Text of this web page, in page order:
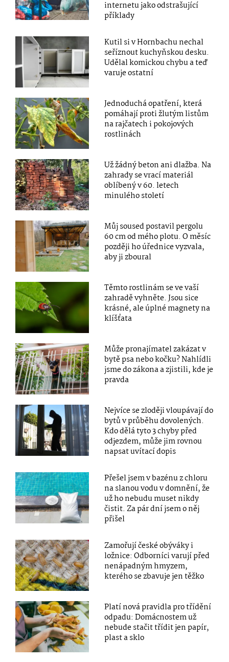
internetu jako odstrašující
příklady
Kutil si v Hornbachu nechal
seříznout kuchyňskou desku.
Udělal komickou chybu a teď
varuje ostatní
Jednoduchá opatření, která
pomáhají proti žlutým listům
na rajčatech i pokojových
rostlinách
Už žádný beton ani dlažba. Na
zahrady se vrací materiál
oblíbený v 60. letech
minulého století
Můj soused postavil pergolu
60 cm od mého plotu. O měsíc
později ho úřednice vyzvala,
aby ji zboural
Těmto rostlinám se ve vaší
zahradě vyhněte. Jsou sice
krásné, ale úplné magnety na
klíšťata
Může pronajímatel zakázat v
bytě psa nebo kočku? Nahlídli
jsme do zákona a zjistili, kde je
pravda
Nejvíce se zloději vloupávají do
bytů v průběhu dovolených.
Kdo dělá tyto 3 chyby před
odjezdem, může jim rovnou
napsat uvítací dopis
Přešel jsem v bazénu z chloru
na slanou vodu v domnění, že
už ho nebudu muset nikdy
čistit. Za pár dní jsem o něj
přišel
Zamořují české obýváky i
ložnice: Odborníci varují před
nenápadným hmyzem,
kterého se zbavuje jen těžko
Platí nová pravidla pro třídění
odpadu: Domácnostem už
nebude stačit třídit jen papír,
plast a sklo